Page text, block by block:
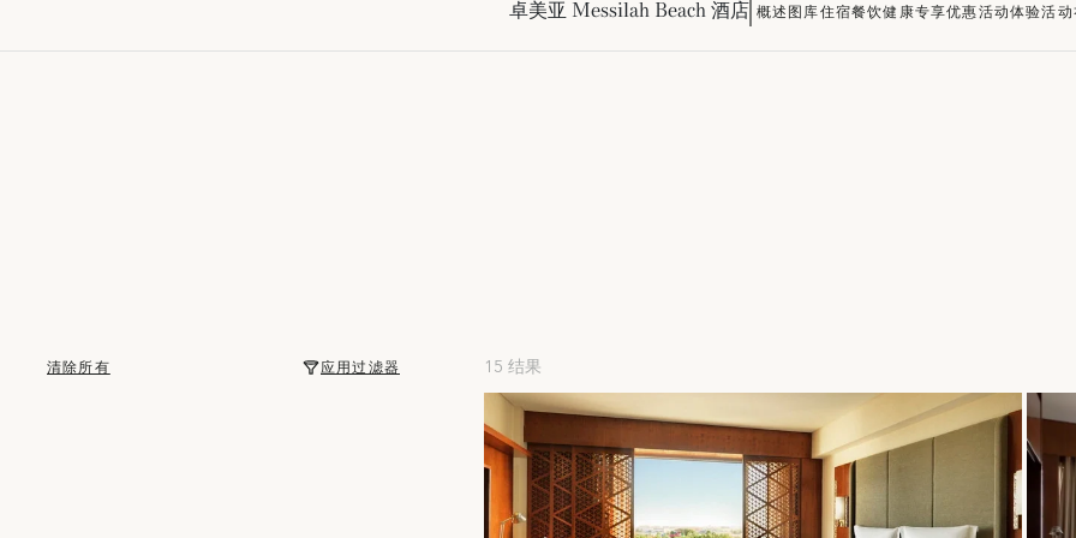
卓美亚 Messilah Beach 酒店 概述图库住宿餐饮健康专享优惠活动体验活动
清除所有 应用过滤器 15 结果